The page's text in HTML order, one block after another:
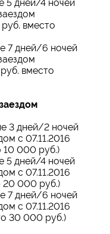
5 дней/4 ночей
вместо
7 дней/6 ночей
вместо
3 дней/2 ночей
с 07.11.2016
10 000 руб.)
5 дней/4 ночей
с 07.11.2016
20 000 руб.)
7 дней/6 ночей
с 07.11.2016
30 000 руб.)